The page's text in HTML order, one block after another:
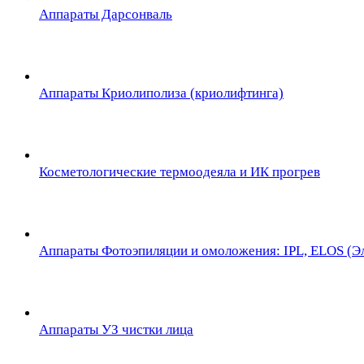
Аппараты Дарсонваль
Аппараты Криолиполиза (криолифтинга)
Косметологические термоодеяла и ИК прогрев
Аппараты Фотоэпиляции и омоложения: IPL, ELOS
Аппараты УЗ чистки лица